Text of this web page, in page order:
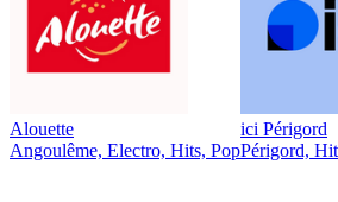
Alouette
Angoulême, Electro, Hits, Pop
ici Périgord
Périgord,